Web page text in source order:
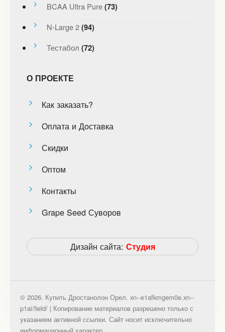
BCAA Ultra Pure (73)
N-Large 2 (94)
Тестабол (72)
О ПРОЕКТЕ
Как заказать?
Оплата и Доставка
Скидки
Оптом
Контакты
Grape Seed Суворов
Дизайн сайта: Студия
© 2026. Купить Дростанолон Орел. xn--e1afkmgem0e.xn--
p1ai/field/ | Копирование материалов разрешено только с
указанием активной ссылки. Сайт носит исключительно
информационный характер.